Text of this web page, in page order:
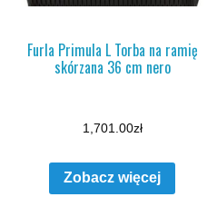
Furla Primula L Torba na ramię
skórzana 36 cm nero
1,701.00zł
Zobacz więcej